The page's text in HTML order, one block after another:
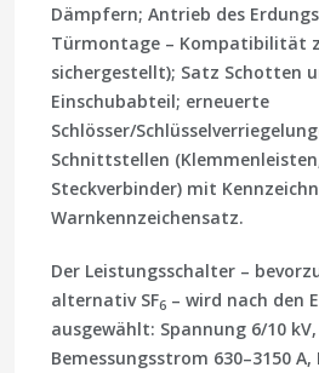
Dämpfern; Antrieb des
Türmontage – Kompatibilität
sichergestellt); Satz Schotten
Einschubabteil; erneuerte
Schlösser/
Schnittstellen
Steckverbinder) mit
Warnkennzeichensatz.
Der Leistungsschalter –
alternativ SF6 – wird nach den
ausgewählt: Spannung 6/10
Bemessungsstrom 630–3150